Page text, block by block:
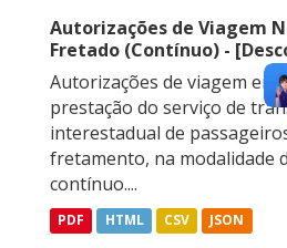
Autorizações de Viagem
Fretado (Contínuo) -
Autorizações de viagem
prestação do serviço de
interestadual de
fretamento, na modalidade
contínuo....
PDF HTML CSV JSON